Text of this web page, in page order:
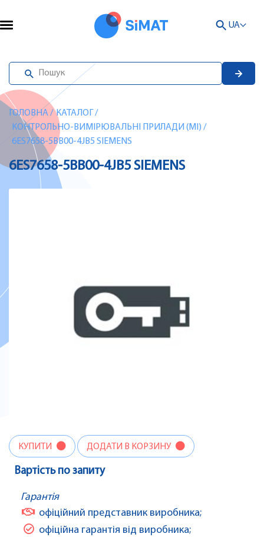
UA
ГОЛОВНА/ КАТАЛОГ /
КОНТРОЛЬНО-ВИМІРЮВАЛЬНІ ПРИЛАДИ (MI) /
6ES7658-5BB00-4JB5 SIEMENS
6ES7658-5BB00-4JB5 SIEMENS
КУПИТИ ДОДАТИ В КОРЗИНУ
Вартість по запиту
Гарантія
офіційний представник виробника;
офіційна гарантія від виробника;